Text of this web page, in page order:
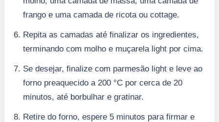
frango e uma camada de ricota ou cottage.
Repita as camadas até finalizar os ingredientes,
terminando com molho e muçarela light por cima.
Se desejar, finalize com parmesão light e leve ao
forno preaquecido a 200 °C por cerca de 20
minutos, até borbulhar e gratinar.
Retire do forno, espere 5 minutos para firmar e